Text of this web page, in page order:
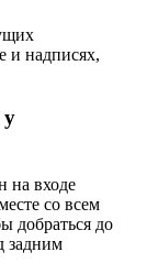
и надписях,
у
на входе
со всем
добраться до
задним